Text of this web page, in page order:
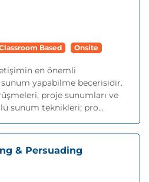
Based Onsite
en önemli
yapabilme becerisidir.
proje sunumları ve
sunum teknikleri; pro...
& Persuading